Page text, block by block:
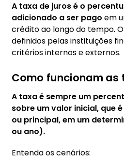
A taxa de juros é o
adicionado a ser pago em
crédito ao longo do tempo.
definidos pelas instituições
critérios internos e externos.
Como funcionam as
A taxa é sempre um
sobre um valor inicial, que
ou principal, em um
ou ano).
Entenda os cenários: